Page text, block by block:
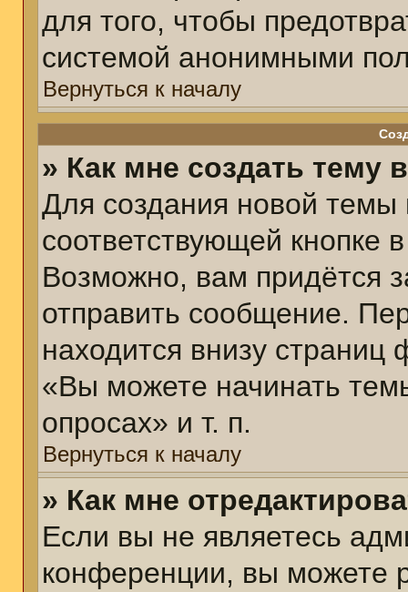
для того, чтобы
системой анонимными
Вернуться к началу
» Как мне создать тему
Для создания новой
соответствующей кнопке
Возможно, вам придётся
отправить сообщение.
находится внизу
«Вы можете начинать
опросах» и т. п.
Вернуться к началу
» Как мне
Если вы не являетесь
конференции, вы можете